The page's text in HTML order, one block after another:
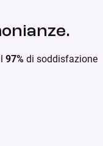
97%di soddisfazione